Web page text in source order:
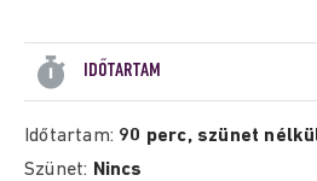
IDŐTARTAM
Időtartam: 90 perc, szünet
Szünet: Nincs